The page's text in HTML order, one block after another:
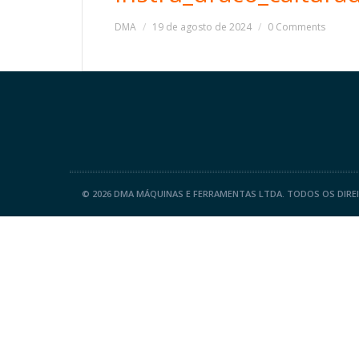
DMA 19 de agosto de 2024 0 Comments
© 2026 DMA MÁQUINAS E FERRAMENTAS LTDA. TODOS OS